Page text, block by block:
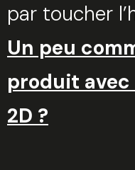
par toucher
Un peu
produit
2D ?